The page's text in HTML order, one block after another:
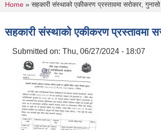
You are here
Home » सहकारी संस्थाको एकीकरण प्रस्तावमा सरोकार,
सहकारी संस्थाको एकीकरण प्रस्तावमा
Submitted on: Thu, 06/27/2024 - 18:07